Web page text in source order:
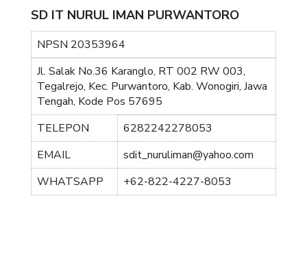
SD IT NURUL IMAN PURWANTORO
NPSN 20353964
Jl. Salak No.36 Karanglo, RT 002 RW 003,
Tegalrejo, Kec. Purwantoro, Kab. Wonogiri, Jawa
Tengah, Kode Pos 57695
TELEPON
6282242278053
EMAIL
sdit_nuruliman@yahoo.com
WHATSAPP
+62-822-4227-8053